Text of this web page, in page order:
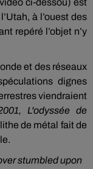
ci-dessou) est
à l’ouest des
repéré l’objet n’y
et des réseaux
dignes
viendraient
L'odyssée de
de métal fait de
stumbled upon